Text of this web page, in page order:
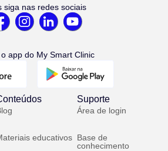
siga nas redes sociais
o app do My Smart Clinic
educativos
Suporte
Área de login
Base de
conhecimento